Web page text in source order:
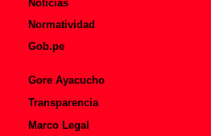
Noticias
Normatividad
Gob.pe
Gore Ayacucho
Transparencia
Marco Legal